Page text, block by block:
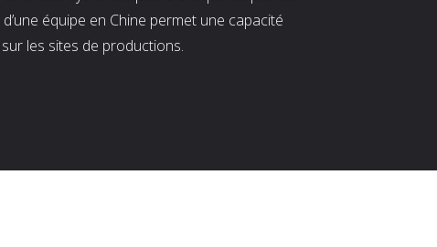
équipe en Chine permet une capacité
les sites de productions.